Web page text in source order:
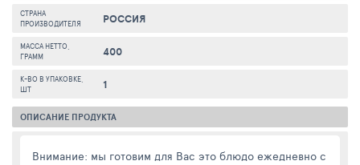
СТРАНА
ПРОИЗВОДИТЕЛЯ
РОССИЯ
МАССА НЕТТО,
ГРАММ
400
К-ВО В УПАКОВКЕ,
ШТ
1
ОПИСАНИЕ ПРОДУКТА
Внимание: мы готовим для Вас это блюдо ежедневно с